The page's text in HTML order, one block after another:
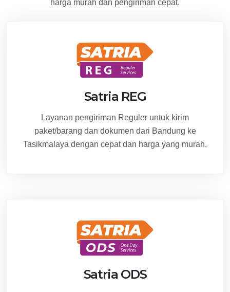
harga murah dan pengiriman cepat.
Satria REG
Layanan pengiriman Reguler untuk kirim
paket/barang dan dokumen dari Bandung ke
Tasikmalaya dengan cepat dan harga yang murah.
Satria ODS